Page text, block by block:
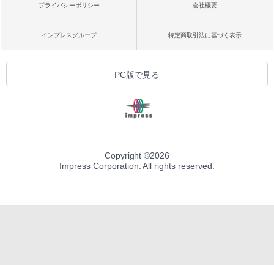
プライバシーポリシー 会社概要
インプレスグループ 特定商取引法に基づく表示
PC版で見る
Copyright ©2026
Impress Corporation. All rights reserved.